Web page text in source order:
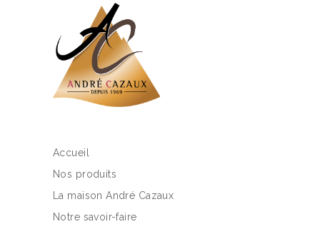
Accueil
Nos produits
La maison André Cazaux
Notre savoir-faire